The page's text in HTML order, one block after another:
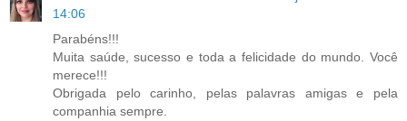
14:06
Parabéns!!!
Muita saúde, sucesso e toda a felicidade do mundo. Você
merece!!!
Obrigada pelo carinho, pelas palavras amigas e pela
companhia sempre.